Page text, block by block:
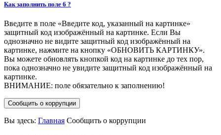
Как заполнить поле 6 ?
Введите в поле «Введите код, указанный на картинке»
защитный код изображённый на картинке. Если Вы
однозначно не видите защитный код изображённый на
картинке, нажмите на кнопку «ОБНОВИТЬ КАРТИНКУ».
Вы можете обновлять кнопкой код на картинке до тех пор,
пока однозначно не увидите защитный код изображённый на
картинке.
ВНИМАНИЕ: поле обязательно к заполнению!
Сообщить о коррупции
Вы здесь: Главная Сообщить о коррупции